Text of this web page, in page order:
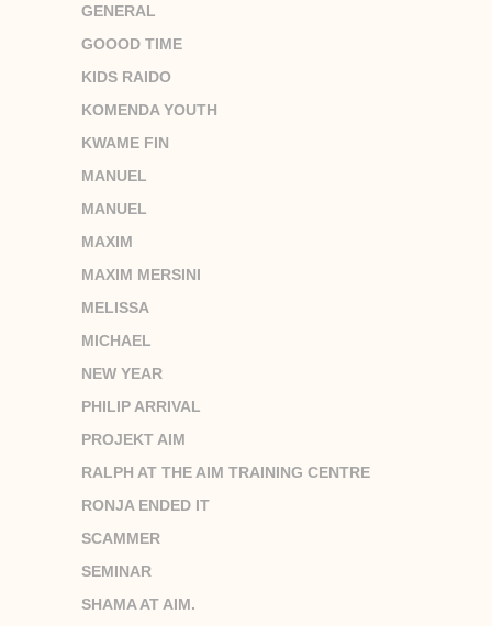
GENERAL
GOOOD TIME
KIDS RAIDO
KOMENDA YOUTH
KWAME FIN
MANUEL
MANUEL
MAXIM
MAXIM MERSINI
MELISSA
MICHAEL
NEW YEAR
PHILIP ARRIVAL
PROJEKT AIM
RALPH AT THE AIM TRAINING CENTRE
RONJA ENDED IT
SCAMMER
SEMINAR
SHAMA AT AIM.